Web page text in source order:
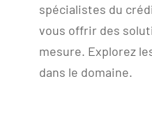
spécialistes du
vous offrir des
mesure. Explorez
dans le domaine.